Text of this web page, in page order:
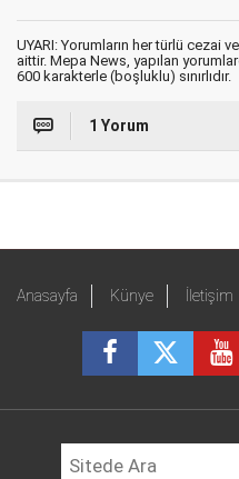
UYARI: Yorumların her türlü cezai
aittir. Mepa News, yapılan
600 karakterle (boşluklu) sınırlıdır.
1 Yorum
Anasayfa Künye İletişim